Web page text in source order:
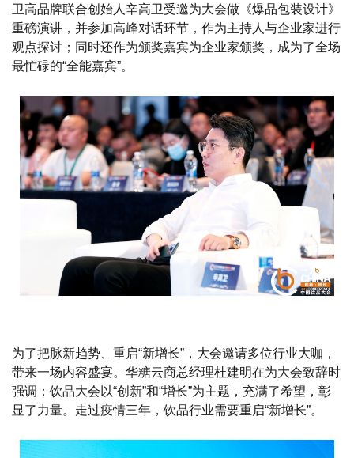
卫高品牌联合创始人辛高卫受邀为大会做《爆品包装设计》
重磅演讲，并参加高峰对话环节，作为主持人与企业家进行
观点探讨；同时还作为颁奖嘉宾为企业家颁奖，成为了全场
最忙碌的“全能嘉宾”。
为了把脉新趋势、重启“新增长”，大会邀请多位行业大咖，
带来一场内容盛宴。华糖云商总经理杜建明在为大会致辞时
强调：饮品大会以“创新”和“增长”为主题，充满了希望，彰
显了力量。走过疫情三年，饮品行业需要重启“新增长”。